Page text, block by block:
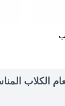
الكلاب